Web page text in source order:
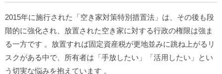
2015年に施行された「空き家対策特別措置法」は、その後も段
階的に強化され、放置された空き家に対する行政の権限は強ま
る一方です 。放置すれば固定資産税が更地並みに跳ね上がるリ
スクがある中で、所有者は「手放したい」「活用したい」とい
う切実な悩みを抱えています 。